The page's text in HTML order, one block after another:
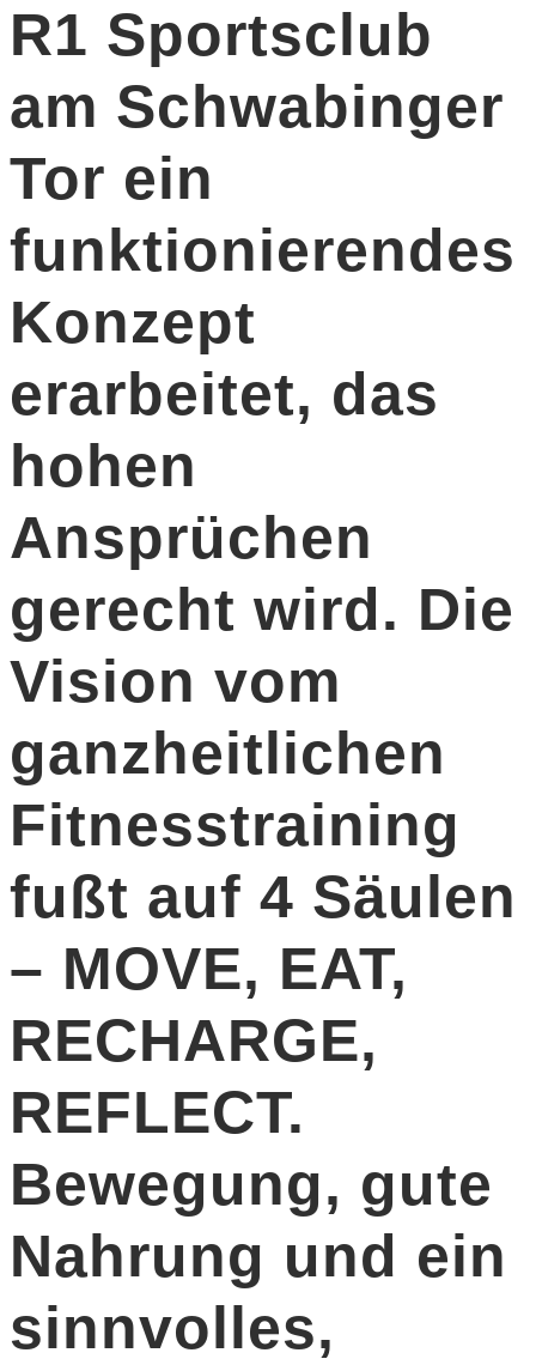
R1 Sportsclub
am Schwabinger
Tor ein
funktionierendes
Konzept
erarbeitet, das
hohen
Ansprüchen
gerecht wird. Die
Vision vom
ganzheitlichen
Fitnesstraining
fußt auf 4 Säulen
– MOVE, EAT,
RECHARGE,
REFLECT.
Bewegung, gute
Nahrung und ein
sinnvolles,